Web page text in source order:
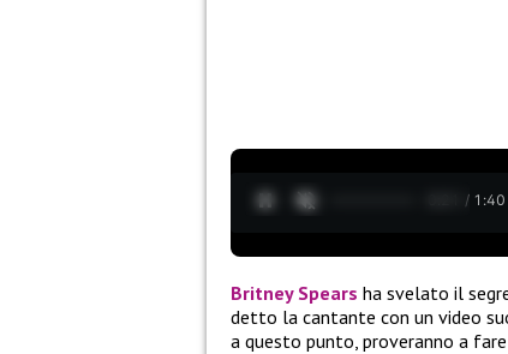
0:22 / 1:40
Britney Spears ha svelato il
detto la cantante con un video
a questo punto, proveranno a